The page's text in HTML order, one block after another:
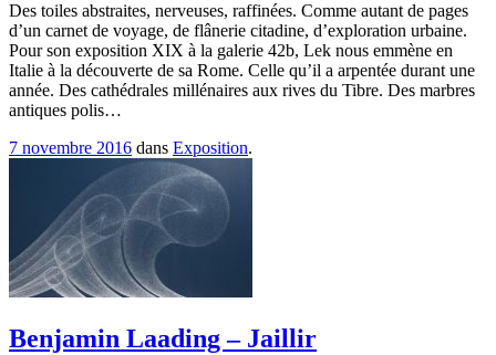
Des toiles abstraites, nerveuses, raffinées. Comme autant de pages
d’un carnet de voyage, de flânerie citadine, d’exploration urbaine.
Pour son exposition XIX à la galerie 42b, Lek nous emmène en
Italie à la découverte de sa Rome. Celle qu’il a arpentée durant une
année. Des cathédrales millénaires aux rives du Tibre. Des marbres
antiques polis…
7 novembre 2016 dans Exposition.
Benjamin Laading – Jaillir